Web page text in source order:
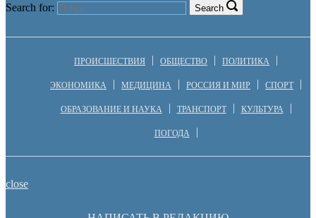
Search for: Search
ПРОИСШЕСТВИЯ ОБЩЕСТВО ПОЛИТИКА
ЭКОНОМИКА МЕДИЦИНА РОССИЯ И МИР СПОРТ
ОБРАЗОВАНИЕ И НАУКА ТРАНСПОРТ КУЛЬТУРА
ПОГОДА
close